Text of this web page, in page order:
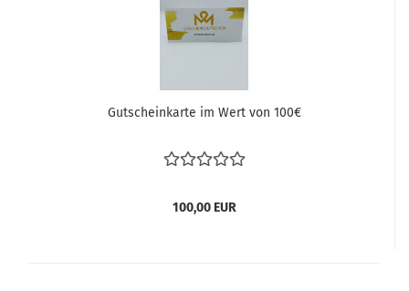
Gutscheinkarte im Wert von 100€
100,00 EUR